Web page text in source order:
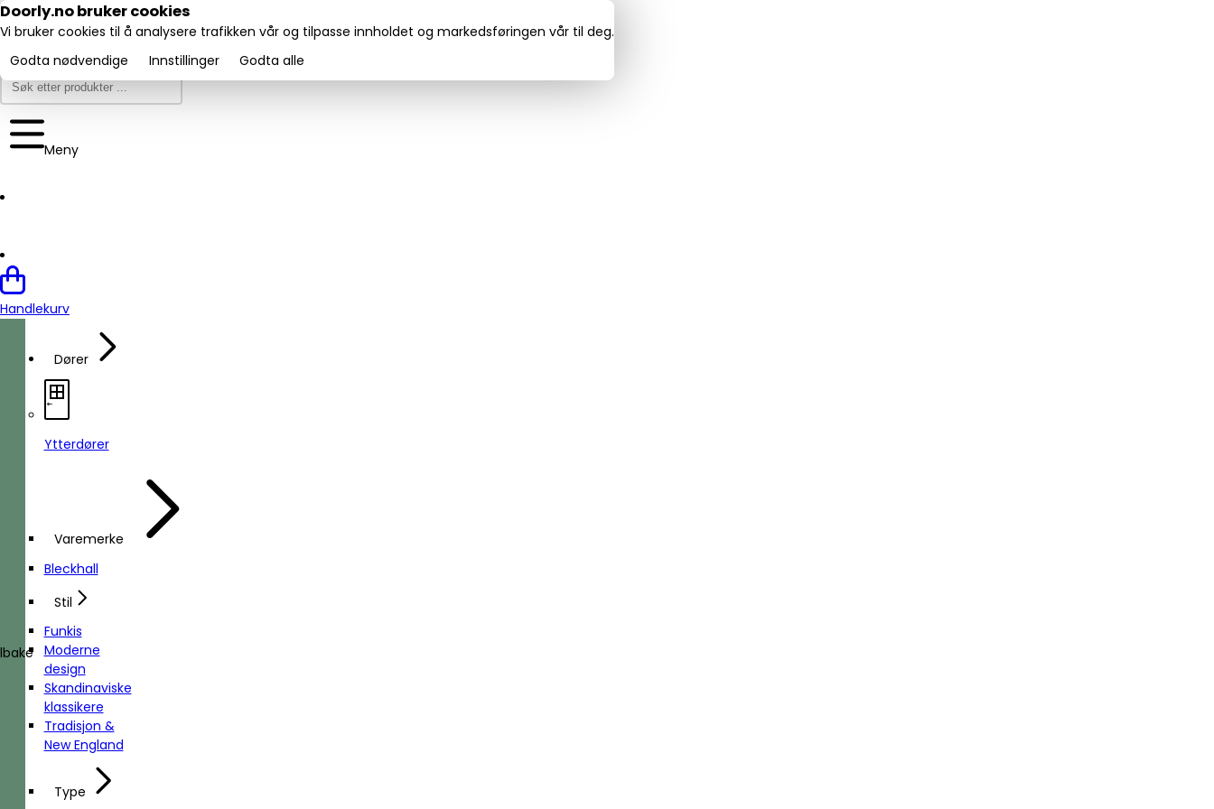
Trustpilot
Utmerket:
4.6/5
Meny
Handlekurv
Dører
Ytterdører
Varemerke
Bleckhall
Stil
Funkis
Moderne
design
Skandinaviske
klassikere
Tradisjon &
New England
Type
Doorly.no bruker cookies
Vi bruker cookies til å analysere trafikken vår og tilpasse innholdet og markedsføringen vår til deg.
Godta nødvendige
Innstillinger Godta alle